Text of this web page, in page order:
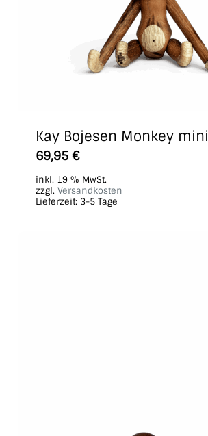
Kay Bojesen Monkey mini
69,95 €
inkl. 19 % MwSt.
zzgl. Versandkosten
Lieferzeit: 3-5 Tage